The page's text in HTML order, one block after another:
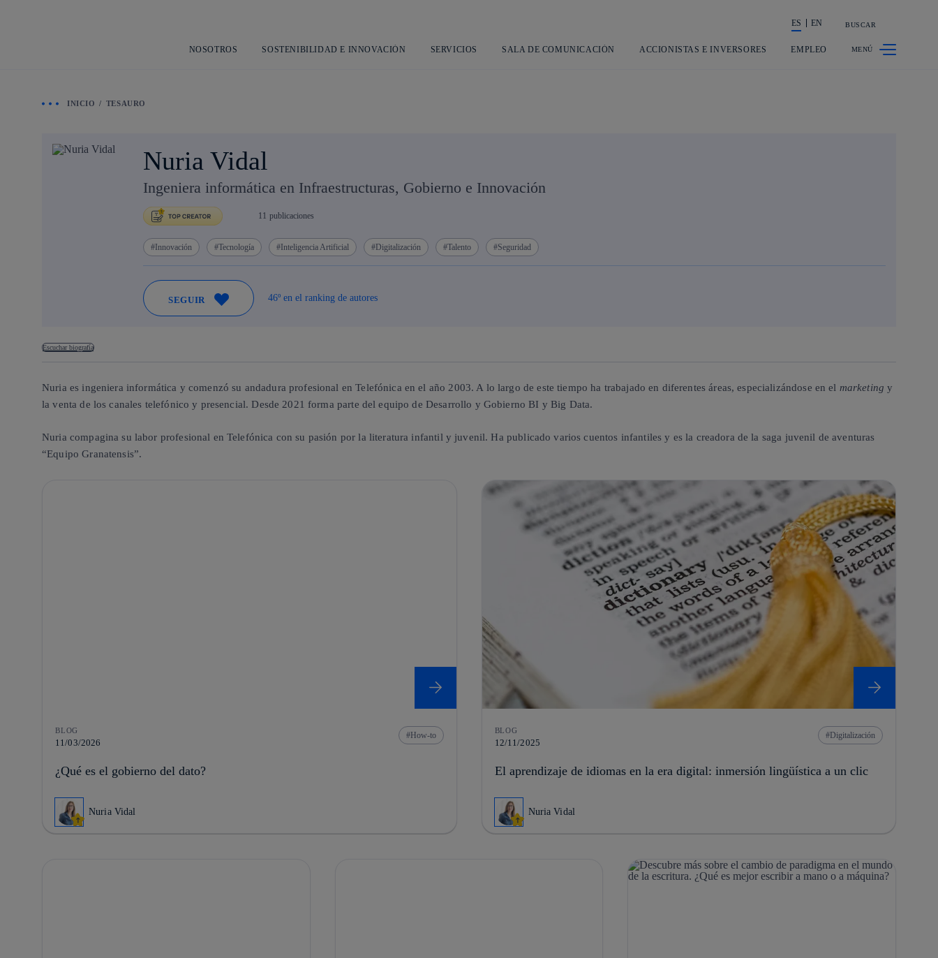
principal
La acción en accionistas e inversores
ES EN BUSCAR
NOSOTROS SOSTENIBILIDAD E INNOVACIÓN SERVICIOS SALA DE COMUNICACIÓN ACCIONISTAS E INVERSORES EMPLEO
INICIO TESAURO
Nuria Vidal
Ingeniera informática en Infraestructuras, Gobierno e Innovación
11 publicaciones
Innovación Tecnología Inteligencia Artificial Digitalización Talento Seguridad
SEGUIR 46º en el ranking de autores
Escuchar biografía
Nuria es ingeniera informática y comenzó su andadura profesional en Telefónica en el año 2003. A lo largo de este tiempo ha trabajado en diferentes áreas, especializándose en el marketingy
la venta de los canales telefónico y presencial. Desde 2021 forma parte del equipo de Desarrollo y Gobierno BI y Big Data.
Nuria compagina su labor profesional en Telefónica con su pasión por la literatura infantil y juvenil. Ha publicado varios cuentos infantiles y es la creadora de la saga juvenil de aventuras
“Equipo Granatensis”.
BLOG
11/03/2026
How-to
¿Qué es el gobierno del dato?
Nuria Vidal
BLOG
12/11/2025
Digitalización
El aprendizaje de idiomas en la era digital: inmersión lingüística a un clic
Nuria Vidal